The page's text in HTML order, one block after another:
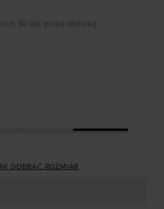
30 dni przed obniżką:
DOBRAĆ ROZMIAR